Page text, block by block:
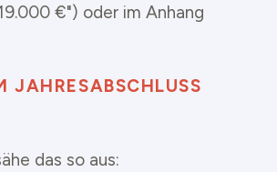
€") oder im Anhang
JAHRESABSCHLUSS
das so aus: